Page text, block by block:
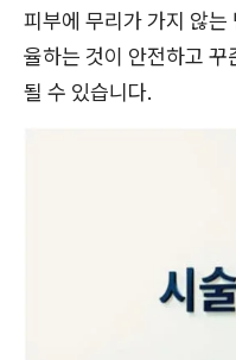
피부에 무리가 가지 않
율하는 것이 안전하고 꾸
될 수 있습니다.